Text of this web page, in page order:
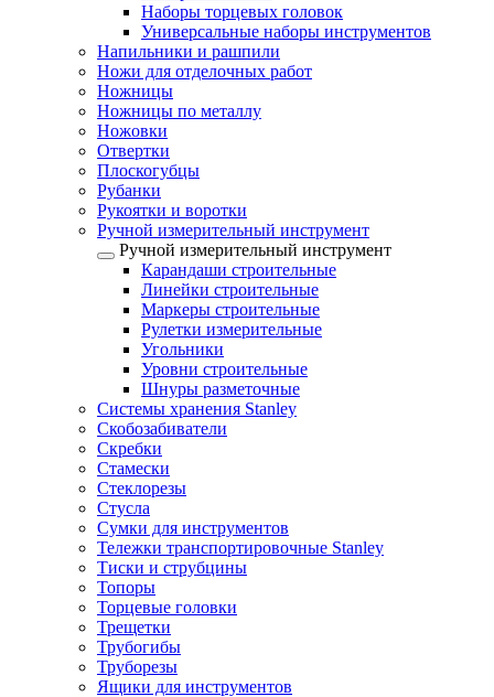
Наборы торцевых головок
Универсальные наборы инструментов
Напильники и рашпили
Ножи для отделочных работ
Ножницы
Ножницы по металлу
Ножовки
Отвертки
Плоскогубцы
Рубанки
Рукоятки и воротки
Ручной измерительный инструмент
Ручной измерительный инструмент
Карандаши строительные
Линейки строительные
Маркеры строительные
Рулетки измерительные
Угольники
Уровни строительные
Шнуры разметочные
Системы хранения Stanley
Скобозабиватели
Скребки
Стамески
Стеклорезы
Стусла
Сумки для инструментов
Тележки транспортировочные Stanley
Тиски и струбцины
Топоры
Торцевые головки
Трещетки
Трубогибы
Труборезы
Ящики для инструментов